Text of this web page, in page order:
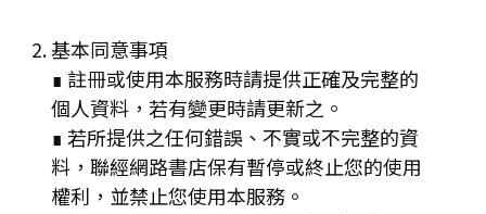
基本同意事項
∎ 註冊或使用本服務時請提供正確及完整的
個人資料，若有變更時請更新之。
∎ 若所提供之任何錯誤、不實或不完整的資
料，聯經網路書店保有暫停或終止您的使用
權利，並禁止您使用本服務。